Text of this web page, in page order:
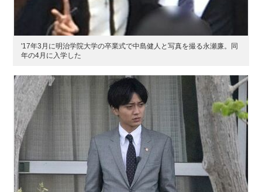
'17年3月に明治学院大学の卒業式で中島健人と写真を撮る永瀬廉。同
年の4月に入学した